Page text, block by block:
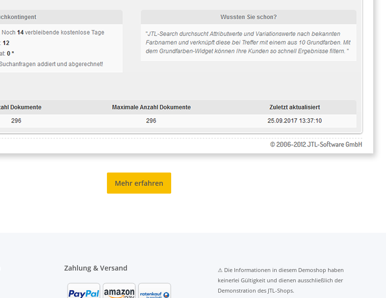
Mehr erfahren
Zahlung & Versand
⚠ Die Informationen in diesem Demoshop haben
keinerlei Gültigkeit und dienen ausschließlich der
Demonstration des JTL-Shops.